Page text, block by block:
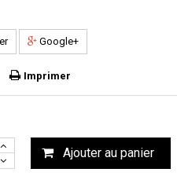
Google+
Imprimer
Ajouter au panier